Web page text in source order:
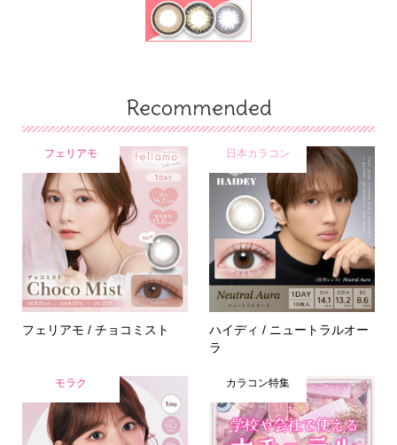
Recommended
フェリアモ
フェリアモ / チョコミスト
日本カラコン
ハイディ / ニュートラルオー
ラ
モラク カラコン特集